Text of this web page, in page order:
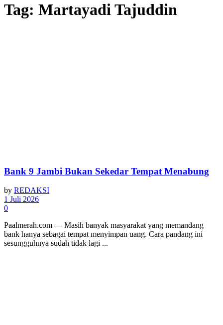
Tag: Martayadi Tajuddin
Bank 9 Jambi Bukan Sekedar Tempat Menabung
by REDAKSI
1 Juli 2026
0
Paalmerah.com — Masih banyak masyarakat yang memandang
bank hanya sebagai tempat menyimpan uang. Cara pandang ini
sesungguhnya sudah tidak lagi ...